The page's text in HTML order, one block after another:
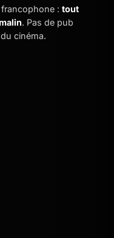
: tout
. Pas de pub
cinéma.